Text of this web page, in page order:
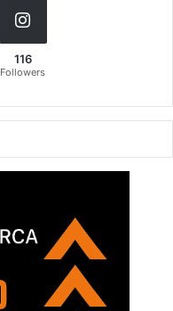
116
Followers